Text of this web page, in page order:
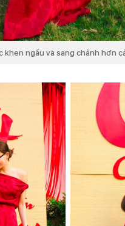
khen ngầu và sang chảnh hơn